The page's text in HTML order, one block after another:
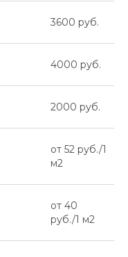
3600 руб.
4000 руб.
2000 руб.
от 52 руб./1
м2
от 40
руб./1 м2